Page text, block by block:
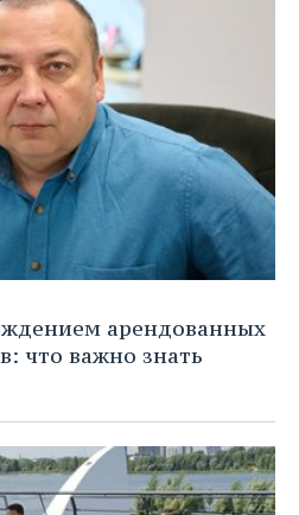
арендованных
что важно знать